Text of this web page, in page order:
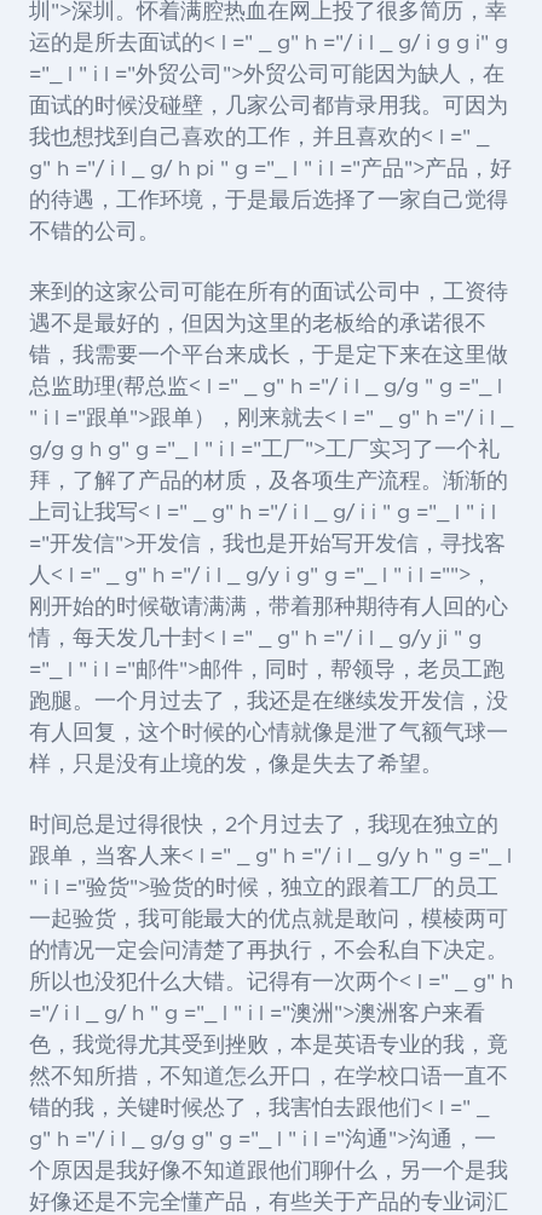
圳">深圳 。怀着满腔热血在网上投了很多简历，幸
运的是所去面试的< l =" _ g" h ="/ i l _ g/ i g g i" g
="_ l " i l ="外贸公司">外贸公司 可能因为缺人，在
面试的时候没碰壁，几家公司都肯录用我。可因为
我也想找到自己喜欢的工作，并且喜欢的< l =" _
g" h ="/ i l _ g/ h pi " g ="_ l " i l ="产品">产品 ，好
的待遇，工作环境，于是最后选择了一家自己觉得
不错的公司。
来到的这家公司可能在所有的面试公司中，工资待
遇不是最好的，但因为这里的老板给的承诺很不
错，我需要一个平台来成长，于是定下来在这里做
总监助理(帮总监< l =" _ g" h ="/ i l _ g/g " g ="_ l
" i l ="跟单">跟单），刚来就去< l =" _ g" h ="/ i l _
g/g g h g" g ="_ l " i l ="工厂">工厂 实习了一个礼
拜，了解了产品的材质，及各项生产流程。渐渐的
上司让我写< l =" _ g" h ="/ i l _ g/ i i " g ="_ l " i l
="开发信">开发信 ，我也是开始写开发信，寻找客
人< l =" _ g" h ="/ i l _ g/y i g" g ="_ l " i l =""> ，
刚开始的时候敬请满满，带着那种期待有人回的心
情，每天发几十封< l =" _ g" h ="/ i l _ g/y ji " g
="_ l " i l ="邮件">邮件 ，同时，帮领导，老员工跑
跑腿。一个月过去了，我还是在继续发开发信，没
有人回复，这个时候的心情就像是泄了气额气球一
样，只是没有止境的发，像是失去了希望。
时间总是过得很快，2个月过去了，我现在独立的
跟单，当客人来< l =" _ g" h ="/ i l _ g/y h " g ="_ l
" i l ="验货">验货的时候，独立的跟着工厂的员工
一起验货，我可能最大的优点就是敢问，模棱两可
的情况一定会问清楚了再执行，不会私自下决定。
所以也没犯什么大错。记得有一次两个< l =" _ g" h
="/ i l _ g/ h " g ="_ l " i l ="澳洲">澳洲客户来看
色，我觉得尤其受到挫败，本是英语专业的我，竟
然不知所措，不知道怎么开口，在学校口语一直不
错的我，关键时候怂了，我害怕去跟他们< l =" _
g" h ="/ i l _ g/g g" g ="_ l " i l ="沟通">沟通 ，一
个原因是我好像不知道跟他们聊什么，另一个是我
好像还是不完全懂产品，有些关于产品的专业词汇